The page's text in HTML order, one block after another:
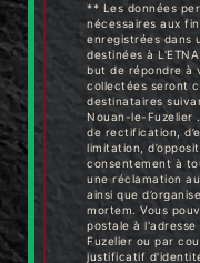
** Les données
nécessaires aux
enregistrées dans
destinées à
but de répondre à
collectées seront
destinataires
Nouan-le-Fuzelier
de rectification,
limitation,
consentement à
une réclamation
ainsi que
mortem. Vous
postale à l'adresse
Fuzelier ou par
justificatif